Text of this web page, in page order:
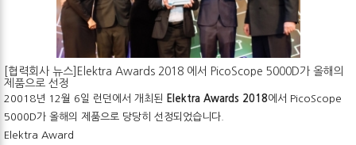
[협력회사 뉴스]Elektra Awards 2018 에서 PicoScope 5000D가 올해의
제품으로 선정
20018년 12월 6일 런던에서 개최된 Elektra Awards 2018에서 PicoScope
5000D가 올해의
제품으로 당당히 선정되었습니다.
Elektra Award